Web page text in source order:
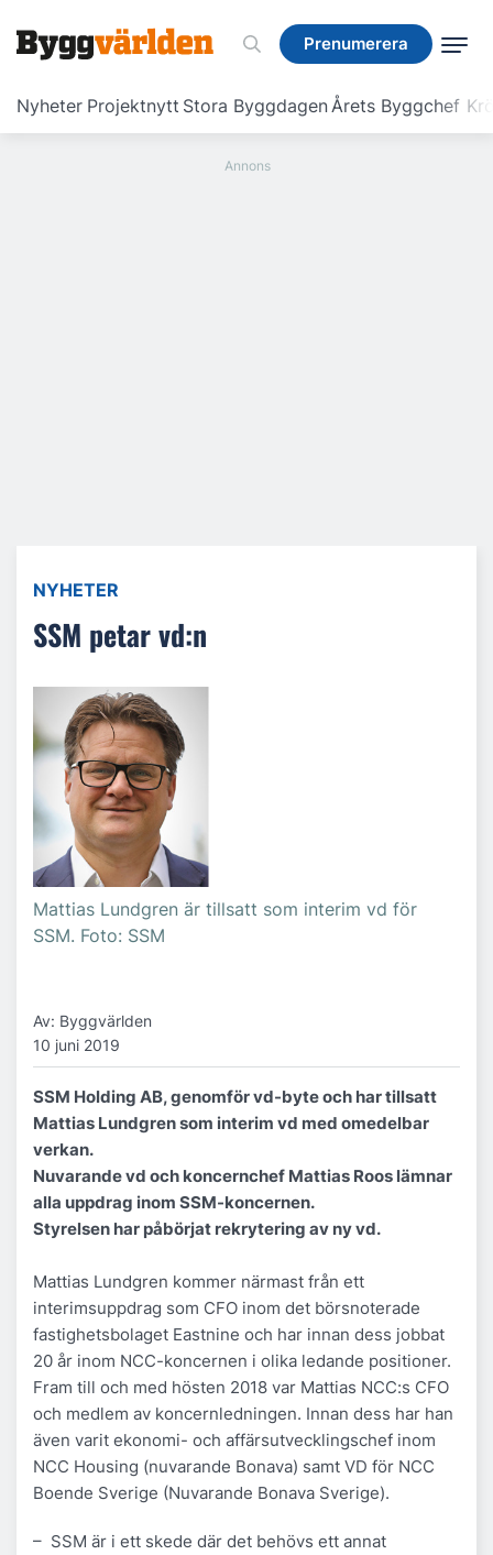
Prenumerera
Nyheter Projektnytt Stora ByggdagenÅrets Byggchef
Prenumerera
NYHETER
SSM petar vd:n
Mattias Lundgren är tillsatt som interim vd för
SSM. Foto: SSM
Av: Byggvärlden
10 juni 2019
SSM Holding AB, genomför vd-byte och har tillsatt
Mattias Lundgren som interim vd med omedelbar
verkan.
Nuvarande vd och koncernchef Mattias Roos lämnar
alla uppdrag inom SSM-koncernen.
Styrelsen har påbörjat rekrytering av ny vd.
Mattias Lundgren kommer närmast från ett
interimsuppdrag som CFO inom det börsnoterade
fastighetsbolaget Eastnine och har innan dess jobbat
20 år inom NCC-koncernen i olika ledande positioner.
Fram till och med hösten 2018 var Mattias NCC:s CFO
och medlem av koncernledningen. Innan dess har han
även varit ekonomi- och affärsutvecklingschef inom
NCC Housing (nuvarande Bonava) samt VD för NCC
Boende Sverige (Nuvarande Bonava Sverige).
– SSM är i ett skede där det behövs ett annat